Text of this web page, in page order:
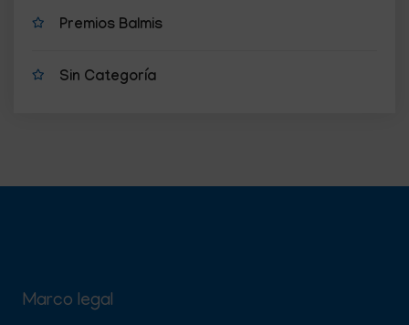
Premios Balmis
Sin Categoría
Marco legal